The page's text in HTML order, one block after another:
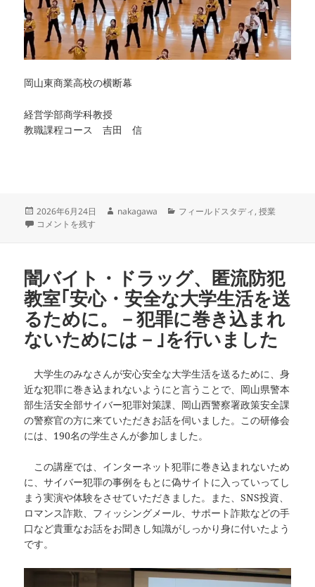
岡山東商業高校の横断幕
経営学部商学科教授
教職課程コース 吉田 信
投
稿
2026年6月24日
作
nakagawa
カ
フィールドスタディ,授業
教員養成課程教職FS｢第73回岡山東商業高校・倉敷商業高校定期戦｣の視
コメントを残す
闇バイト・ドラッグ、匿流防犯
教室｢安心・安全な大学生活を送
るために。－犯罪に巻き込まれ
ないためには－｣を行いました
大学生のみなさんが安心安全な大学生活を送るために、身
近な犯罪に巻き込まれないようにと言うことで、岡山県警本
部生活安全部サイバー犯罪対策課、岡山西警察署政策安全課
の警察官の方に来ていただきお話を伺いました。この研修会
には、190名の学生さんが参加しました。
この講座では、インターネット犯罪に巻き込まれないため
に、サイバー犯罪の事例をもとに偽サイトに入っていってし
まう実演や体験をさせていただきました。また、SNS投資、
ロマンス詐欺、フィッシングメール、サポート詐欺などの手
口など貴重なお話をお聞きし知識がしっかり身に付いたよう
です。